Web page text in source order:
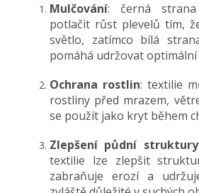
Mulčování: černá
potlačit růst plevelů tím,
světlo, zatímco bílá
pomáhá udržovat
Ochrana rostlin: textilie
rostliny před mrazem,
se použít jako kryt během
Zlepšení půdní struktury
textilie lze zlepšit
zabraňuje erozí a